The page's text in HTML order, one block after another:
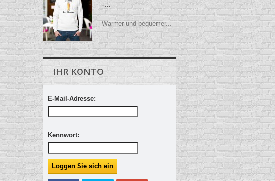
-...
Warmer und bequemer...
IHR KONTO
E-Mail-Adresse:
Kennwort: